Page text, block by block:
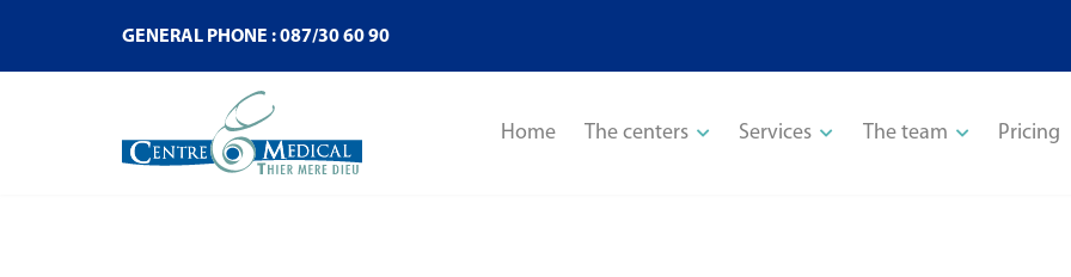
GENERAL PHONE : 087/30 60 90
Home The centers Services The team Pricing